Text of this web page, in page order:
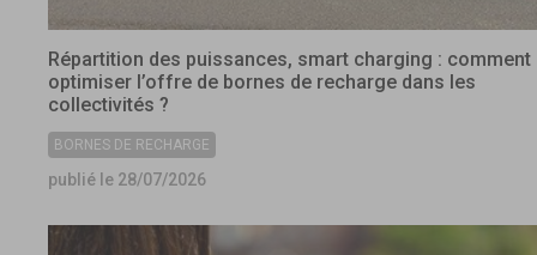
Répartition des puissances, smart charging : comment
optimiser l’offre de bornes de recharge dans les
collectivités ?
BORNES DE RECHARGE
publié le 28/07/2026